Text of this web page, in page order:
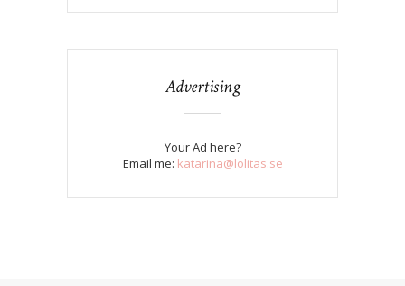
Advertising
Your Ad here?
Email me: katarina@lolitas.se